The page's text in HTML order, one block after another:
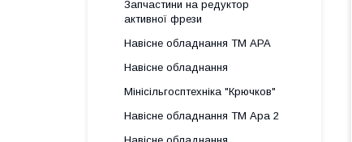
Запчастини на редуктор
активної фрези
Навісне обладнання ТМ АРА
Навісне обладнання
Мінісільгосптехніка "Крючков"
Навісне обладнання ТМ Ара 2